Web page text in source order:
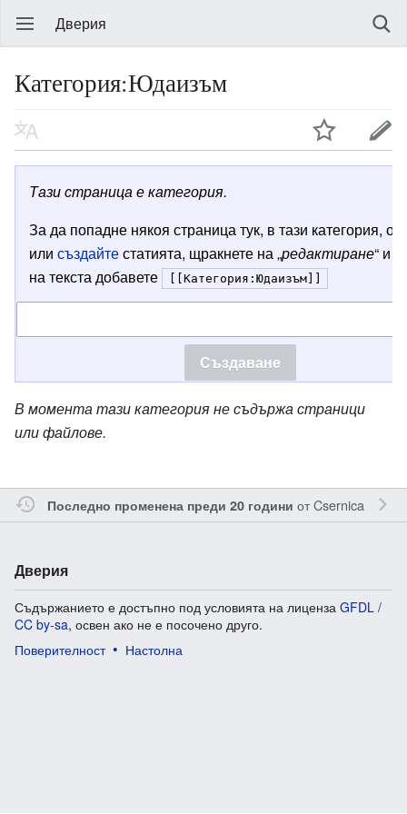
Дверия
Категория:Юдаизъм
Тази страница е категория.
За да попадне някоя страница тук, в тази категория,
илисъздайтестатията, щракнете на „редактиране“ и
на текста добавете
[[Категория:Юдаизъм]]
В момента тази категория не съдържа страници
или файлове.
Последно променена преди 20 години отCsernica
Дверия
Съдържанието е достъпно под условията на лиценза GFDL /
CC by-sa, освен ако не е посочено друго.
Поверителност
Настолна